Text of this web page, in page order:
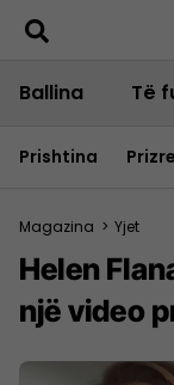
Ballina Të
Prishtina
Magazina > Yjet
Helen
një video